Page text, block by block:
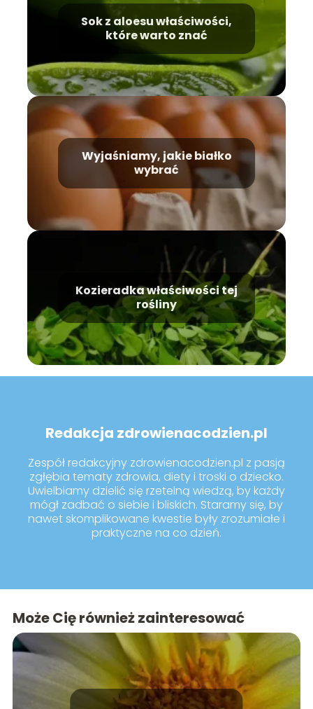
Sok z aloesu właściwości,
które warto znać
Wyjaśniamy, jakie białko
wybrać
Kozieradka właściwości tej
rośliny
Redakcja zdrowienacodzien.pl
Zespół redakcyjny zdrowienacodzien.pl z pasją
zgłębia tematy zdrowia, diety i troski o dziecko.
Uwielbiamy dzielić się rzetelną wiedzą, by każdy
mógł zadbać o siebie i bliskich. Staramy się, by
nawet skomplikowane kwestie były zrozumiałe i
praktyczne na co dzień.
Może Cię również zainteresować